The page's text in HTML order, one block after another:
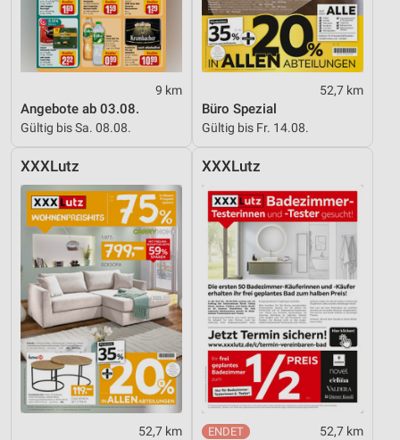
9 km
Angebote ab 03.08.
Gültig bis Sa. 08.08.
52,7 km
Büro Spezial
Gültig bis Fr. 14.08.
XXXLutz
52,7 km
XXXLutz
52,7 km